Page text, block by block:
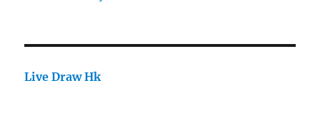
Live Draw Hk